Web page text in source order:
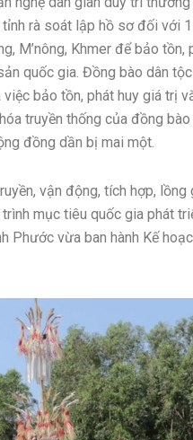
rà soát lập hồ sơ đối với
M’nông, Khmer để bảo
quốc gia. Đồng bào dân
bảo tồn, phát huy giá trị
truyền thống của đồng
đồng dần bị mai một.
vận động, tích hợp,
mục tiêu quốc gia phát
Phước vừa ban hành Kế